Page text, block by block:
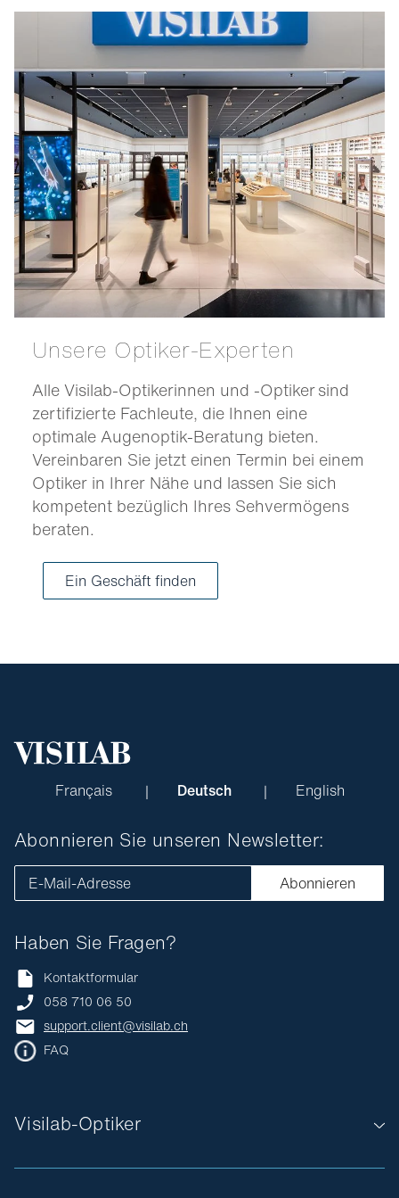
Unsere Optiker-Experten
Alle Visilab-Optikerinnen und -Optiker sind
zertifizierte Fachleute, die Ihnen eine
optimale Augenoptik-Beratung bieten.
Vereinbaren Sie jetzt einen Termin bei einem
Optiker in Ihrer Nähe und lassen Sie sich
kompetent bezüglich Ihres Sehvermögens
beraten.
Ein Geschäft finden
Français Deutsch English
Visilab-Optiker
Haben Sie Fragen?
Kontaktformular
058 710 06 50
support.client@visilab.ch
FAQ
Abonnieren Sie unseren Newsletter:
E-Mail-Adresse Abonnieren